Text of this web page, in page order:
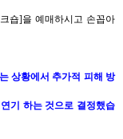
숍]을 예매하시고 손꼽아
상황에서 추가적 피해 방
기 하는 것으로 결정했습